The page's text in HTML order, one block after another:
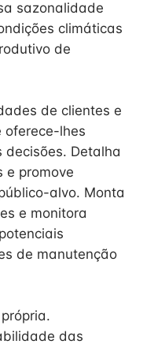
sazonalidade
climáticas
de
de clientes e
oferece-lhes
Detalha
e promove
alvo. Monta
e monitora
de manutenção
das